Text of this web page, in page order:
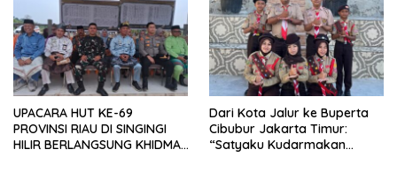
UPACARA HUT KE-69
PROVINSI RIAU DI SINGINGI
HILIR BERLANGSUNG KHIDMAT
Dari Kota Jalur ke Buperta
Cibubur Jakarta Timur:
“Satyaku Kudarmakan